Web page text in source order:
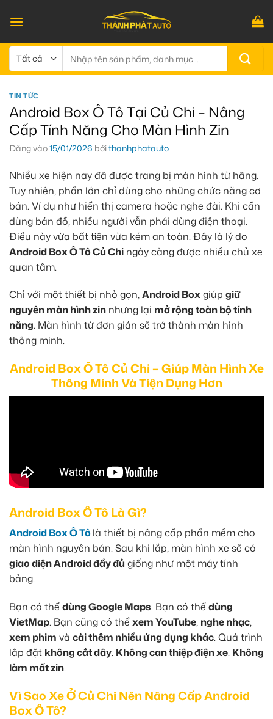
qua
dung
kiếm:
TIN TỨC
Android Box Ô Tô Tại Củ Chi – Nâng
Cấp Tính Năng Cho Màn Hình Zin
Đăng vào15/01/2026 bởithanhphatauto
Nhiều xe hiện nay đã được trang bị màn hình từ hãng.
Tuy nhiên, phần lớn chỉ dùng cho những chức năng cơ
bản. Ví dụ như hiển thị camera hoặc nghe đài. Khi cần
dùng bản đồ, nhiều người vẫn phải dùng điện thoại.
Điều này vừa bất tiện vừa kém an toàn. Đây là lý do
Android Box Ô Tô Củ Chi ngày càng được nhiều chủ xe
quan tâm.
Chỉ với một thiết bị nhỏ gọn,Android Boxgiúp giữ
nguyên màn hình zin nhưng lại mở rộng toàn bộ tính
năng. Màn hình từ đơn giản sẽ trở thành màn hình
thông minh.
Android Box Ô Tô Củ Chi – Giúp Màn Hình Xe
Thông Minh Và Tiện Dụng Hơn
Android Box Ô Tô Là Gì?
Android Box Ô Tôlà thiết bị nâng cấp phần mềm cho
màn hình nguyên bản. Sau khi lắp, màn hình xe sẽ có
giao diện Android đầy đủ giống như một máy tính
bảng.
Bạn có thểdùng Google Maps. Bạn có thểdùng
VietMap. Bạn cũng có thểxem YouTube, nghe nhạc,
xem phim và cài thêm nhiều ứng dụng khác. Quá trình
lắp đặt không cắt dây. Không can thiệp điện xe. Không
làm mất zin.
Vì Sao Xe Ở Củ Chi Nên Nâng Cấp Android
Box Ô Tô?